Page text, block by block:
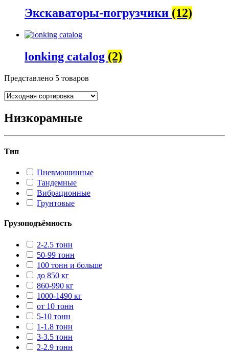
Экскаваторы-погрузчики (12)
lonking catalog (2)
Представлено 5 товаров
Низкорамные
Тип
Пневмошинные
Тандемные
Вибрационные
Грунтовые
Грузоподъёмность
2-2.5 тонн
50-99 тонн
100 тонн и больше
до 850 кг
860-990 кг
1000-1490 кг
от 10 тонн
5-10 тонн
1-1.8 тонн
3-3.5 тонн
2-2.9 тонн